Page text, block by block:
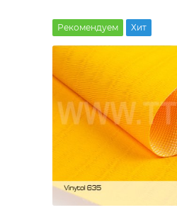
Рекомендуем Хит